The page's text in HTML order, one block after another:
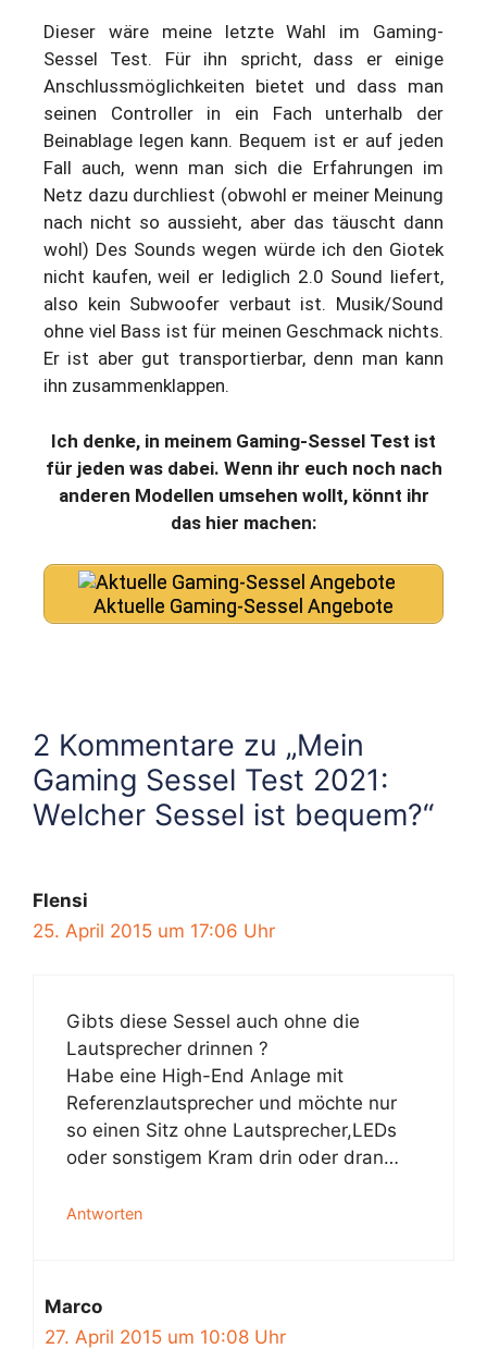
Dieser wäre meine letzte Wahl im Gaming-
Sessel Test. Für ihn spricht, dass er einige
Anschlussmöglichkeiten bietet und dass man
seinen Controller in ein Fach unterhalb der
Beinablage legen kann. Bequem ist er auf jeden
Fall auch, wenn man sich die Erfahrungen im
Netz dazu durchliest (obwohl er meiner Meinung
nach nicht so aussieht, aber das täuscht dann
wohl) Des Sounds wegen würde ich den Giotek
nicht kaufen, weil er lediglich 2.0 Sound liefert,
also kein Subwoofer verbaut ist. Musik/Sound
ohne viel Bass ist für meinen Geschmack nichts.
Er ist aber gut transportierbar, denn man kann
ihn zusammenklappen.
Ich denke, in meinem Gaming-Sessel Test ist
für jeden was dabei. Wenn ihr euch noch nach
anderen Modellen umsehen wollt, könnt ihr
das hier machen:
Aktuelle Gaming-Sessel Angebote
2 Kommentare zu „Mein
Gaming Sessel Test 2021:
Welcher Sessel ist bequem?“
Flensi
25. April 2015 um 17:06 Uhr
Gibts diese Sessel auch ohne die
Lautsprecher drinnen ?
Habe eine High-End Anlage mit
Referenzlautsprecher und möchte nur
so einen Sitz ohne Lautsprecher,LEDs
oder sonstigem Kram drin oder dran…
Antworten
Marco
27. April 2015 um 10:08 Uhr